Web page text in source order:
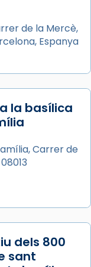
i
Cugat, a
tradició
a Júlia”) i
=
1667, el
en una obra
Iluro.
fins que
es canta
de
de la Mercè,
Espanya
la basílica
Carrer de
dels 800
sant